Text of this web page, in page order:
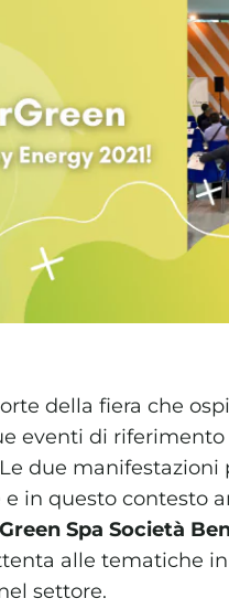
della fiera che
eventi di
due manifestazioni
in questo contesto
Spa Società
alle tematiche
settore.